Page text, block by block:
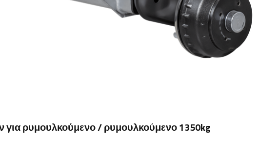
για ρυμουλκούμενο / ρυμουλκούμενο 1350kg